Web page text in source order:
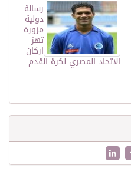
رسالة
دولية
مزورة
تهز
اركان
الاتحاد المصري لكرة القدم